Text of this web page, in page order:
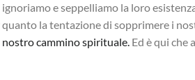
e seppelliamo la loro
la tentazione di sopprimere i
nostro cammino spirituale. Ed è qui che